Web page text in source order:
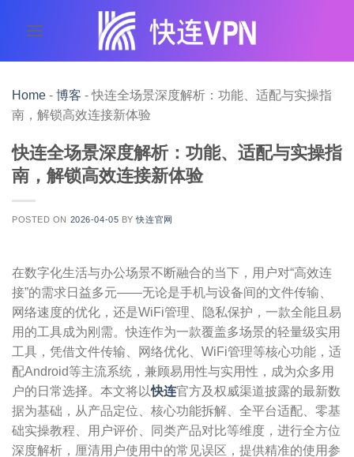
Home - 博客 -快连全场景深度解析：功能、适配与实操指
南，解锁高效连接新体验
快连全场景深度解析：功能、适配与实操指
南，解锁高效连接新体验
POSTED ON 2026-04-05 BY快连官网
在数字化生活与办公场景不断融合的当下，用户对“高效连
接”的需求日益多元——无论是手机与设备间的文件传输、
网络速度的优化，还是WiFi管理、隐私保护，一款全能且易
用的工具成为刚需。快连作为一款覆盖多场景的轻量级实用
工具，凭借文件传输、网络优化、WiFi管理等核心功能，适
配Android等主流系统，兼顾易用性与实用性，成为众多用
户的日常选择。本文将以快连官方及权威渠道披露的最新数
据为基础，从产品定位、核心功能拆解、全平台适配、零基
础实操教程、用户评价、同类产品对比等维度，进行全方位
深度解析，厘清用户使用中的常见误区，提供精准的使用参